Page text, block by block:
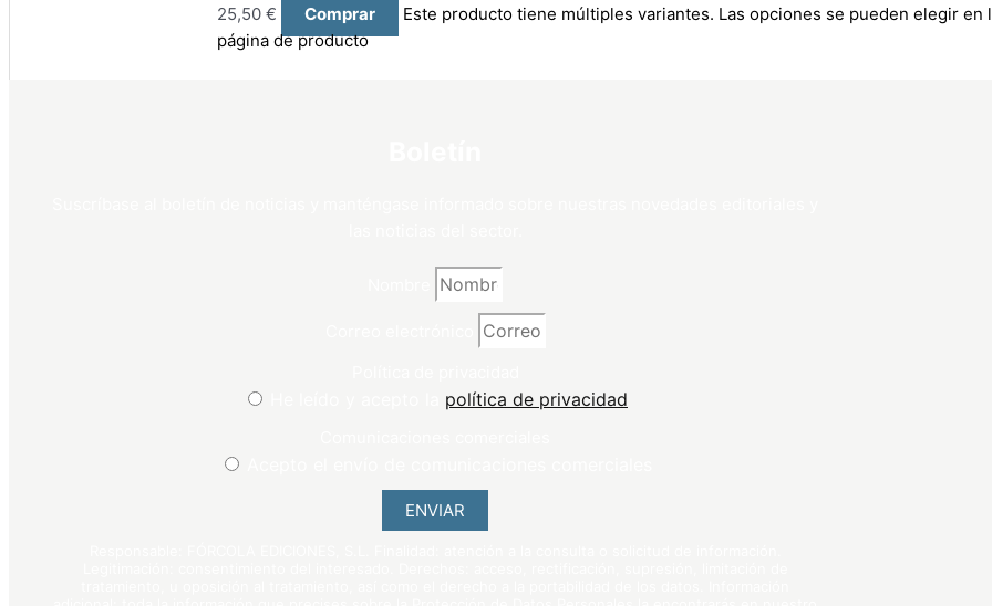
25,50€ Comprar
Este producto tiene múltiples variantes. Las opciones se pueden elegir en
página de producto
política de privacidad
ENVIAR